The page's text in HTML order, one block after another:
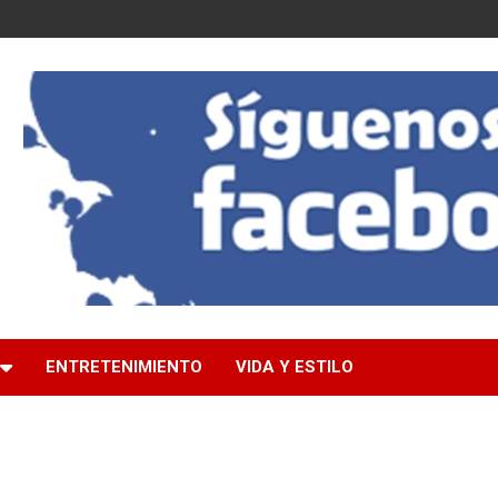
ENTRETENIMIENTO VIDA Y ESTILO